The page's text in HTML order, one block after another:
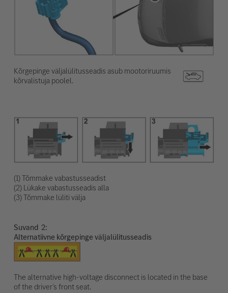
Kõrgepinge väljalülitusseadis asub mootoriruumis
kõrvalistuja poolel.
(1) Tõmmake vabastusseadist
(2) Lükake vabastusseadis alla
(3) Tõmmake lüliti välja
Suvand
Alternatiivne kõrgepinge väljalülitusseadis
The alternative high-voltage disconnect is located in the base
of the driver’s front seat.